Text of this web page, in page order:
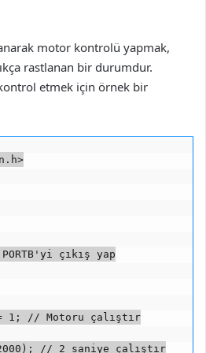
motor kontrolü yapmak,
rastlanan bir durumdur.
etmek için örnek bir
çıkış yap
1; // Motoru çalıştır
// 2 saniye çalıştır